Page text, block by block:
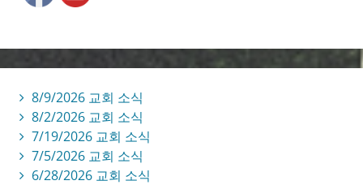
8/9/2026 교회 소식
8/2/2026 교회 소식
7/19/2026 교회 소식
7/5/2026 교회 소식
6/28/2026 교회 소식